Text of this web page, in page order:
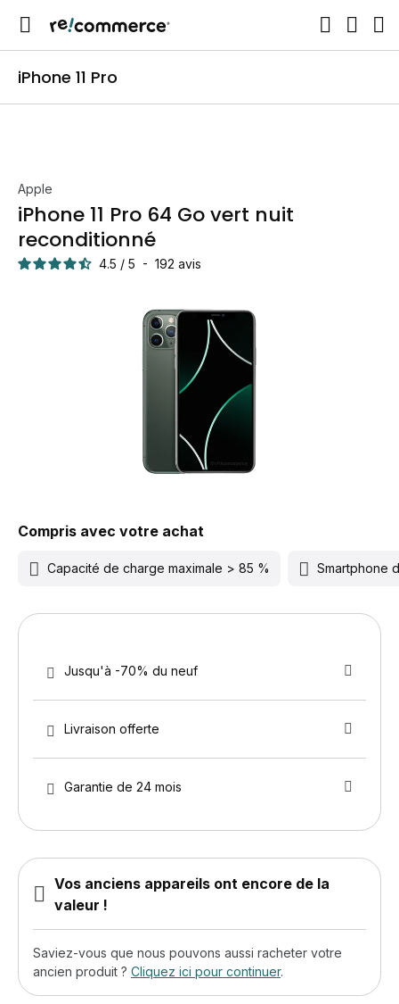
iPhone 11 Pro
Apple
iPhone 11 Pro 64 Go vert nuit
reconditionné
4.5 / 5 - 192 avis
Compris avec votre achat
Capacité de charge maximale > 85 % Smartphone
Jusqu'à -70% du neuf
Livraison offerte
Garantie de 24 mois
Vos anciens appareils ont encore de la
valeur !
Saviez-vous que nous pouvons aussi racheter votre
ancien produit ? Cliquez ici pour continuer.